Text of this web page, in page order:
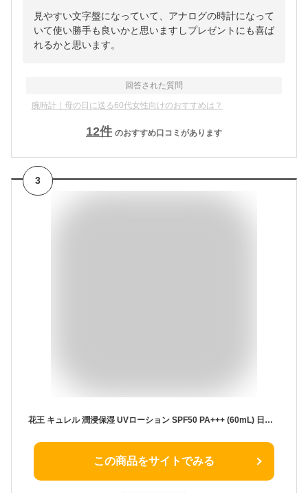
見やすい文字盤になっていて、アナログの時計になって
いて使い勝手も良いかと思いますしプレゼントにも喜ば
れるかと思います。
回答された質問
腕時計｜母の日に送る60代女性向けのおすすめは？
12件 のおすすめ口コミがあります
3
花王 キュレル 潤浸保湿 UVローション SPF50 PA+++ (60mL) 日焼け止め 顔・からだ用 Curel 【医薬部外品】
この商品をサイトでみる